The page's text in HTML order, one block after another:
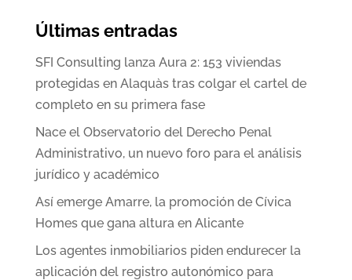
Últimas entradas
SFI Consulting lanza Aura 2: 153 viviendas
protegidas en Alaquàs tras colgar el cartel de
completo en su primera fase
Nace el Observatorio del Derecho Penal
Administrativo, un nuevo foro para el análisis
jurídico y académico
Así emerge Amarre, la promoción de Cívica
Homes que gana altura en Alicante
Los agentes inmobiliarios piden endurecer la
aplicación del registro autonómico para